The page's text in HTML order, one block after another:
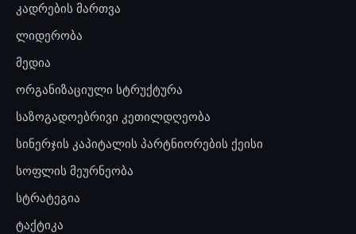
კადრების მართვა
ლიდერობა
მედია
ორგანიზაციული სტრუქტურა
საზოგადოებრივი კეთილდღეობა
სინერჯის კაპიტალის პარტნიორების ქეისი
სოფლის მეურნეობა
სტრატეგია
ტაქტიკა